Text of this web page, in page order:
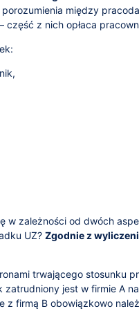
między
część z nich opłaca
w zależności od dwóch
UZ? Zgodnie z
trwającego stosunku
jest w firmie A
z firmą B obowiązkowo